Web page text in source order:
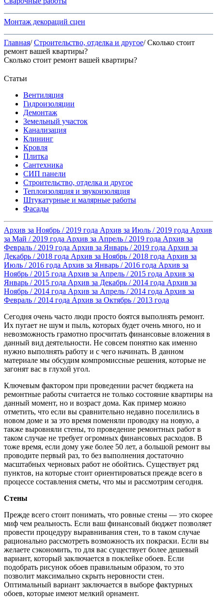
Монтаж декораций сцен
Главная/Строительство, отделка и другое/ Сколько стоит
ремонт вашей квартиры?
Сколько стоит ремонт вашей квартиры?
Статьи
Вентиляция
Гидроизоляции
Демонтаж
Земельный участок
Канализация
Клининг
Кровля
Плитка
Сантехника
СИП панели
Строительство, отделка и другое
Теплоизоляция и звукоизоляция
Штукатурные и малярные работы
Фасады
Архив за Ноябрь / 2019 года Архив за Июль / 2019 года Архив
за Май / 2019 года Архив за Апрель / 2019 года Архив за
Февраль / 2019 года Архив за Январь / 2019 года Архив за
Декабрь / 2018 года Архив за Ноябрь / 2018 года Архив за
Июль / 2016 года Архив за Январь / 2016 года Архив за
Ноябрь / 2015 года Архив за Апрель / 2015 года Архив за
Январь / 2015 года Архив за Декабрь / 2014 года Архив за
Ноябрь / 2014 года Архив за Апрель / 2014 года Архив за
Февраль / 2014 года Архив за Октябрь / 2013 года
Сегодня очень часто люди просто боятся выполнять ремонт.
Их пугает не шум и пыль, которых будет очень много, но и
невозможность грамотно просчитать финансовые вложения в
данный вид деятельности. Не совсем понятно как именно
нужно выполнять работу и с чего начинать. В данном
материале мы обсудим компромиссные решения, которые не
загонят вас в глухой угол.
Ключевым фактором при проведении расчет бюджета на
ремонтные работы считается не только состояние квартиры на
данный момент, но и возраст дома. Как пример можно
отметить, что если вы сравнительно недавно поселились в
новом доме и за это время поменяли проводку на новую, а
также выровняли стены, то проведение ремонтных работ в
таком случае не требует огромных финансовых расходов. В
тоже время, если дому уже более 50 лет, а большой ремонт вы
проводите первый раз, то без выполнения достаточно
масштабных черновых работ не обойтись. Существует ряд
пунктов, на которые стоит ориентироваться прежде всего в
процессе составления сметы, что мы и рассмотрим сегодня.
Стены
Прежде всего стоит понимать, что ровные стены — это скорее
миф чем реальность. Если ваш финансовый бюджет позволяет
провести процедуру выравнивания стен, то в таком случае
рационально рассмотреть возможность их покраски. Если вы
желаете сэкономить, то для вас существует более дешевый
вариант, который заключается в поклейке обоев. Если
подобрать рисунок обоев правильным образом, то это
позволит максимально скрыть неровности стен.
Оптимальный вариант заключается в выборе фактурных
обоев, которые имеют мелкий орнамент.